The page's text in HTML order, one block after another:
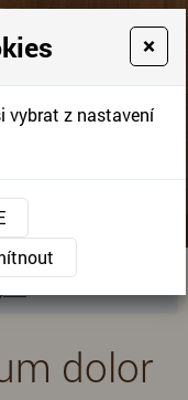
dolor
×
vybrat z nastavení